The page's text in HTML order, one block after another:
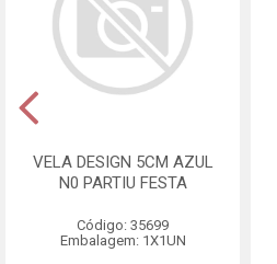
VELA DESIGN 5CM AZUL
N0 PARTIU FESTA
Código: 35699
Embalagem: 1X1UN